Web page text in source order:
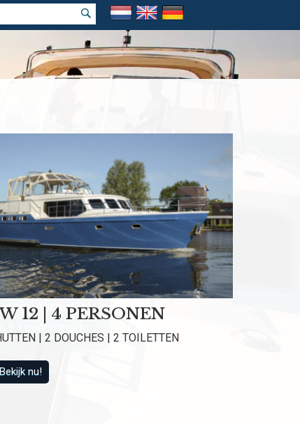
vakantie
garantie!
9.1 beoordeeld
12 | 4 PERSONEN
| 2 DOUCHES | 2 TOILETTEN
Bekijk nu!